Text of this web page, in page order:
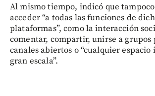
Al mismo tiempo, indicó que
acceder “a todas las funciones de
plataformas”, como la interacción
comentar, compartir, unirse a grupos
canales abiertos o “cualquier
gran escala”.